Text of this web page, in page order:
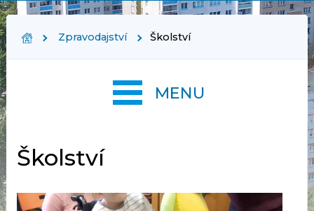
Zpravodajství Školství
Školství
MENU